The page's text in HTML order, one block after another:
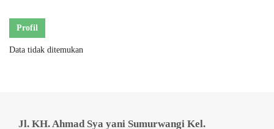
Profil
Data tidak ditemukan
Jl. KH. Ahmad Sya yani Sumurwangi Kel.